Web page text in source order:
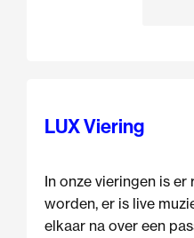
LUX Viering
In onze vieringen is
worden, er is live
elkaar na over een